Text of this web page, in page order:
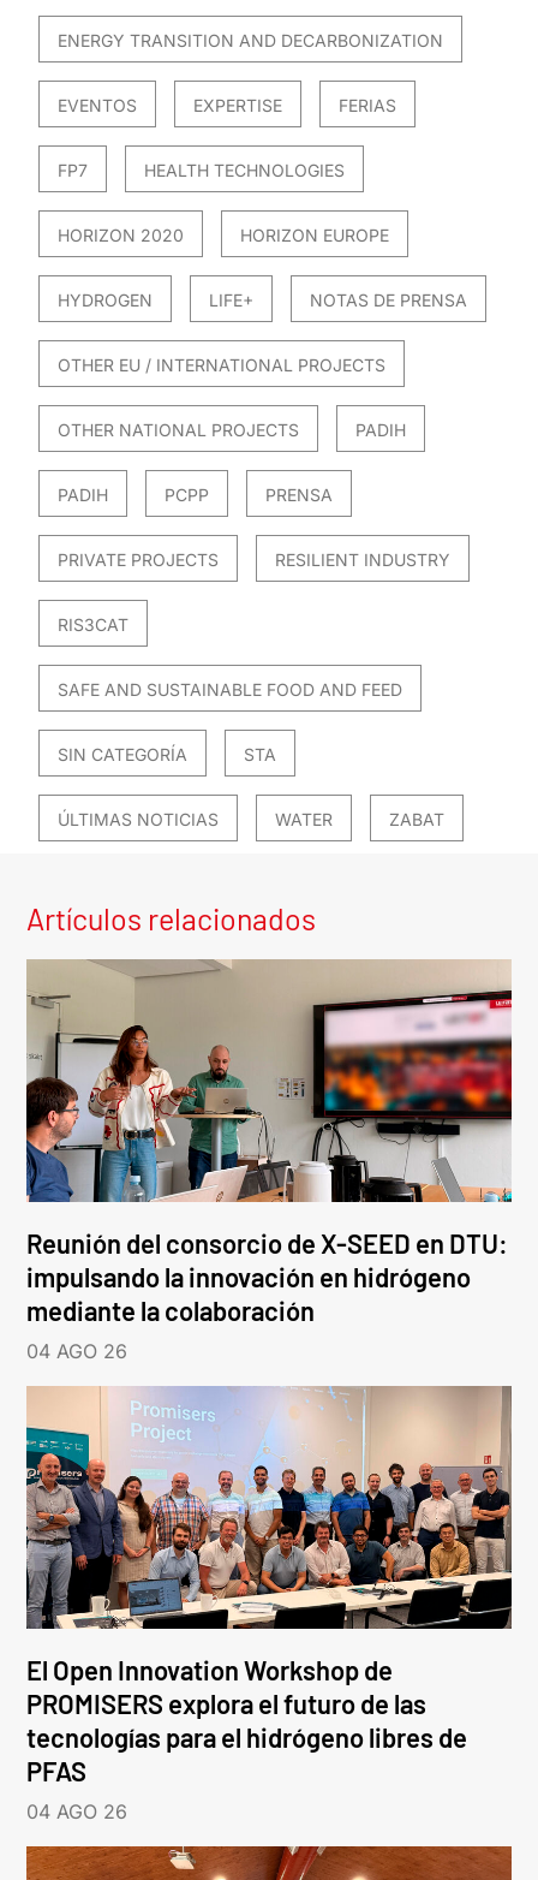
ENERGY TRANSITION AND DECARBONIZATION
EVENTOS EXPERTISE FERIAS
FP7 HEALTH TECHNOLOGIES
HORIZON 2020 HORIZON EUROPE
HYDROGEN LIFE+ NOTAS DE PRENSA
OTHER EU / INTERNATIONAL PROJECTS
OTHER NATIONAL PROJECTS PADIH
PADIH PCPP PRENSA
PRIVATE PROJECTS RESILIENT INDUSTRY
RIS3CAT
SAFE AND SUSTAINABLE FOOD AND FEED
SIN CATEGORÍA STA
ÚLTIMAS NOTICIAS WATER ZABAT
Artículos relacionados
Reunión del consorcio de X-SEED en DTU:
impulsando la innovación en hidrógeno
mediante la colaboración
04 AGO 26
El Open Innovation Workshop de
PROMISERS explora el futuro de las
tecnologías para el hidrógeno libres de
PFAS
04 AGO 26